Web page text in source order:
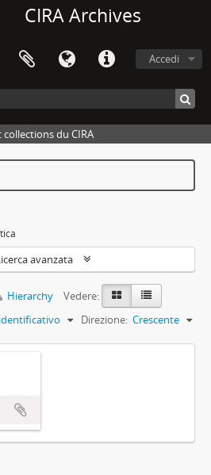
CIRA Archives
Accedi
du CIRA
avanzata
Hierarchy
Vedere:
Direzione: Crescente